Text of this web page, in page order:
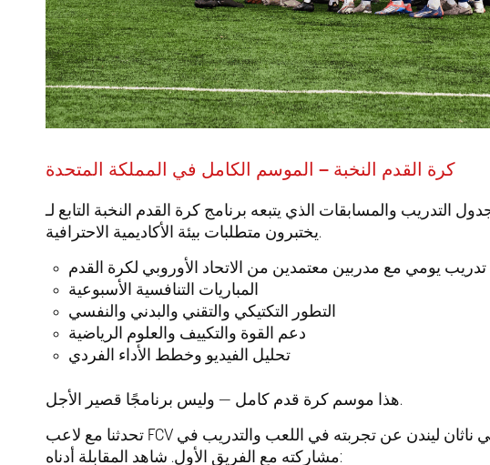
كرة القدم النخبة – الموسم الكامل في المملكة المتحدة
يختبرون متطلبات بيئة الأكاديمية الاحترافية.
تدريب يومي مع
المباريات التنافسية الأسبوعية
التطور التكتيكي والتقني والبدني والنفسي
دعم القوة والتكييف والعلوم الرياضية
تحليل الفيديو وخطط الأداء الفردي
هذا موسم كرة قدم كامل — وليس برنامجًا قصير الأجل.
تحدثنا مع لاعب FCV الحالي ناثان ليندن عن تجربته في اللعب والتدريب في FCV، بالإضافة إلى
مشاركته مع الفريق الأول. شاهد المقابلة أدناه: